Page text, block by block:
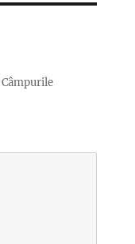
Câmpurile